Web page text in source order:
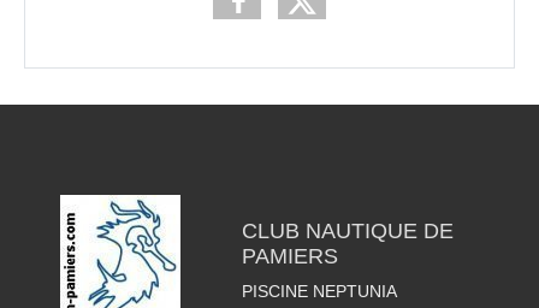
CLUB NAUTIQUE DE
PAMIERS
PISCINE NEPTUNIA